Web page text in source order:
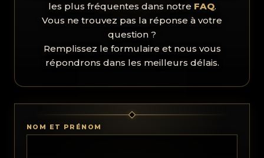
les plus fréquentes dans notre FAQ.
Vous ne trouvez pas la réponse à votre
question ?
Remplissez le formulaire et nous vous
répondrons dans les meilleurs délais.
NOM ET PRÉNOM